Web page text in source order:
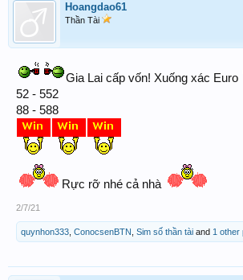
Hoangdao61
Thần Tài
Gia Lai cấp vốn! Xuống xác Euro
52 - 552
88 - 588
Rực rỡ nhé cả nhà
2/7/21
quynhon333 ConocsenBTN Sim số thần tài and 1 other